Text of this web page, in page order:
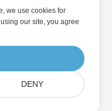
we use cookies for
our site, you agree
DENY